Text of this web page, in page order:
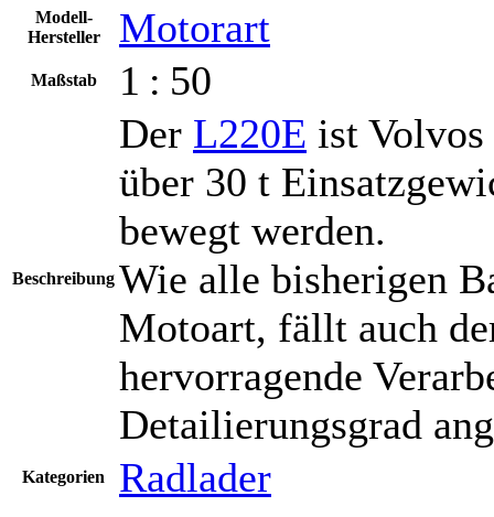
Modell-
Hersteller
Motorart
Maßstab 1 : 50
Beschreibung
Der L220E ist Volvos
über 30 t
bewegt werden.
Wie alle bisherigen
Motoart, fällt auch
hervorragende
Detailierungsgrad
Kategorien Radlader